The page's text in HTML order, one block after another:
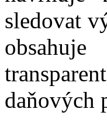
sledovat
daňových